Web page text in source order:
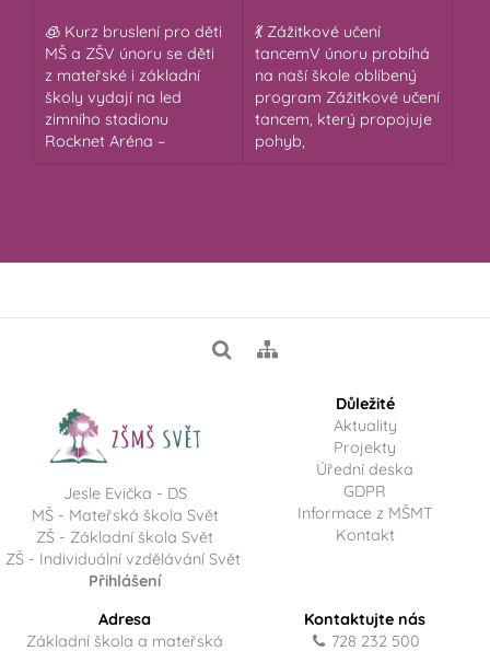
🧊 Kurz bruslení pro děti
MŠ a ZŠV únoru se děti
z mateřské i základní
školy vydají na led
zimního stadionu
Rocknet Aréna –
💃 Zážitkové učení
tancemV únoru probíhá
na naší škole oblíbený
program Zážitkové učení
tancem, který propojuje
pohyb,
Jesle Evička - DS
MŠ - Mateřská škola Svět
ZŠ - Základní škola Svět
ZŠ - Individuální vzdělávání Svět
Přihlášení
Důležité
Aktuality
Projekty
Úřední deska
GDPR
Informace z MŠMT
Kontakt
Adresa
Základní škola a mateřská
Kontaktujte nás
728 232 500